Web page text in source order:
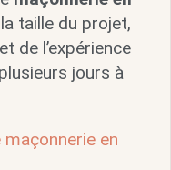
taille du projet,
de l’expérience
jours à
maçonnerie en